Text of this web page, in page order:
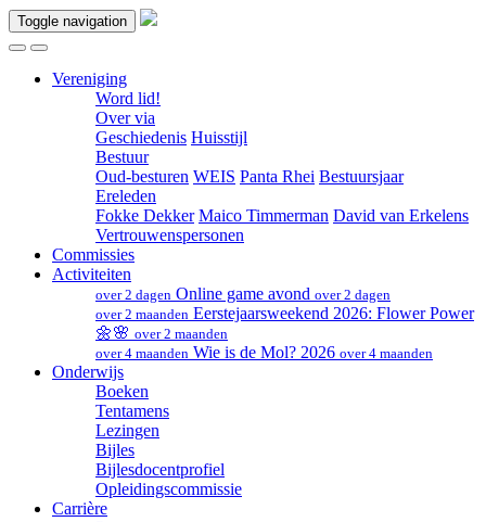
Toggle navigation
Vereniging
Word lid!
Over via
Geschiedenis Huisstijl
Bestuur
Oud-besturen WEIS Panta Rhei Bestuursjaar
Ereleden
Fokke Dekker Maico Timmerman David van Erkelens
Vertrouwenspersonen
Commissies
Activiteiten
over 2 dagen Online game avond over 2 dagen
over 2 maanden Eerstejaarsweekend 2026: Flower Power
🌼🌸 over 2 maanden
over 4 maanden Wie is de Mol? 2026 over 4 maanden
Onderwijs
Boeken
Tentamens
Lezingen
Bijles
Bijlesdocentprofiel
Opleidingscommissie
Carrière